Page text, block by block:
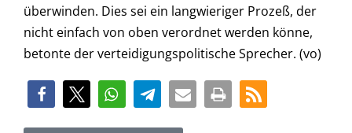
überwinden. Dies sei ein langwieriger Prozeß, der
nicht einfach von oben verordnet werden könne,
betonte der verteidigungspolitische Sprecher. (vo)